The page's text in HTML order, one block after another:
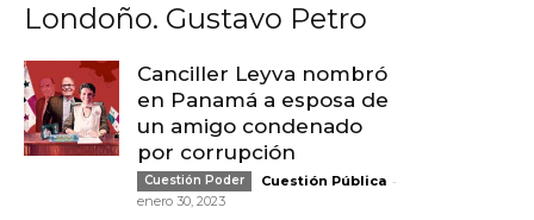
Londoño. Gustavo Petro
Canciller Leyva nombró
en Panamá a esposa de
un amigo condenado
por corrupción
Cuestión Poder Cuestión Pública -
enero 30, 2023